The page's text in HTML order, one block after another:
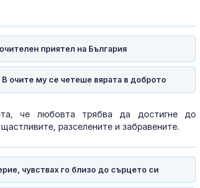
приятел на България
очите му се четеше вярата в доброто
че любовта трябва да достигне до
разселените и забравените.
чувствах го близо до сърцето си
- какво представлява
дронът "Майя"?
годишнина от
атомната бомба над
града
Убийство край
закла друг украинец
пред очите на трети